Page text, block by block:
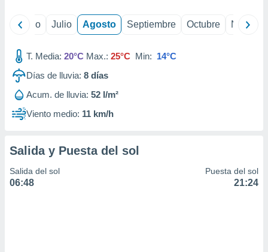
Junio Julio Agosto Septiembre Octubre
T. Media: 20°C Max.: 25°C Min: 14°C
Días de lluvia: 8 días
Acum. de lluvia: 52 l/m²
Viento medio: 11 km/h
Salida y Puesta del sol
Salida del sol
06:48
Puesta del sol
21:24